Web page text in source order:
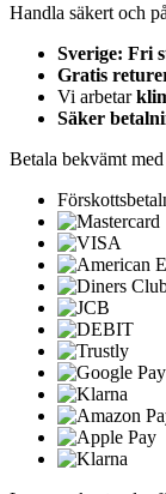
Handla säkert och
Sverige: Fri
Gratis
Vi arbetar
Säker
Betala bekvämt med